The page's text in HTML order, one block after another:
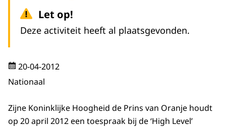
Let op!
Deze activiteit heeft al plaatsgevonden.
20-04-2012
Nationaal
Zijne Koninklijke Hoogheid de Prins van Oranje houdt
op 20 april 2012 een toespraak bij de ‘High Level’